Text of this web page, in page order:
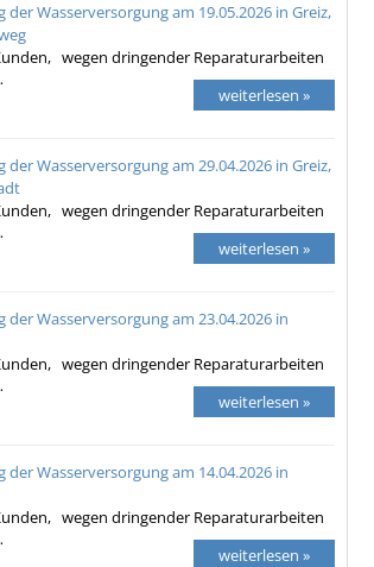
Wasserversorgung am 19.05.2026 in Greiz,
wegen dringender Reparaturarbeiten
weiterlesen »
Wasserversorgung am 29.04.2026 in Greiz,
wegen dringender Reparaturarbeiten
weiterlesen »
der Wasserversorgung am 23.04.2026 in
wegen dringender Reparaturarbeiten
weiterlesen »
der Wasserversorgung am 14.04.2026 in
wegen dringender Reparaturarbeiten
weiterlesen »